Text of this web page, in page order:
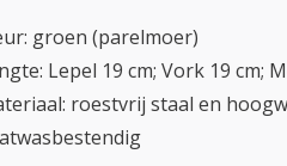
groen (parelmoer)
Lepel 19 cm; Vork 19 cm;
roestvrij staal en